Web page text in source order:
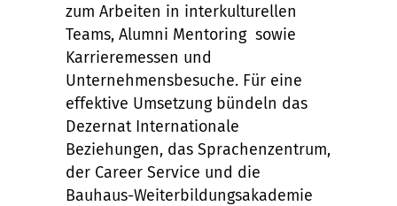
zum Arbeiten in interkulturellen
Teams, Alumni Mentoring sowie
Karrieremessen und
Unternehmensbesuche. Für eine
effektive Umsetzung bündeln das
Dezernat Internationale
Beziehungen, das Sprachenzentrum,
der Career Service und die
Bauhaus-Weiterbildungsakademie